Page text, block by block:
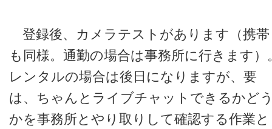
登録後、カメラテストがあります（携帯
も同様。通勤の場合は事務所に行きます）
レンタルの場合は後日になりますが、要
は、ちゃんとライブチャットできるかど
かを事務所とやり取りして確認する作業と